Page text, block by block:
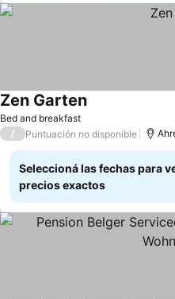
Bed and breakfast
Zen GartenVer precios
/ Puntuación no disponible
Seleccioná las fechas para
precios exactos